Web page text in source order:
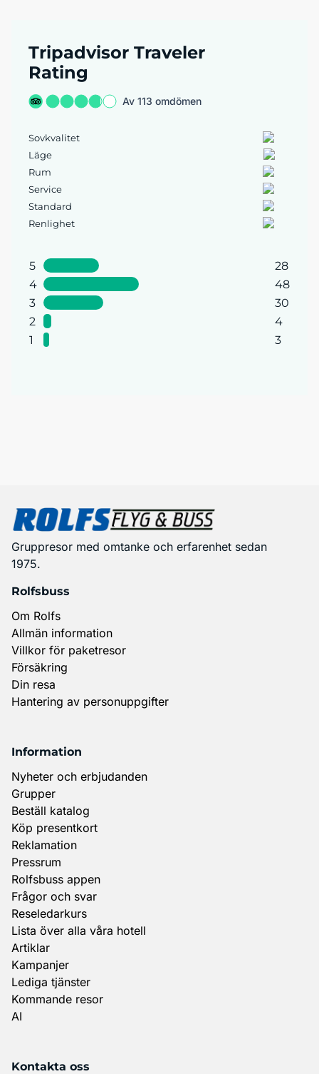
Tripadvisor Traveler
Rating
Av 113 omdömen
Sovkvalitet
Läge
Rum
Service
Standard
Renlighet
5
28
4
48
3
30
2
4
1
3
Gruppresor med omtanke och erfarenhet sedan
1975.
Rolfsbuss
Om Rolfs
Allmän information
Villkor för paketresor
Försäkring
Din resa
Hantering av personuppgifter
Information
Nyheter och erbjudanden
Grupper
Beställ katalog
Köp presentkort
Reklamation
Pressrum
Rolfsbuss appen
Frågor och svar
Reseledarkurs
Lista över alla våra hotell
Artiklar
Kampanjer
Lediga tjänster
Kommande resor
AI
Kontakta oss